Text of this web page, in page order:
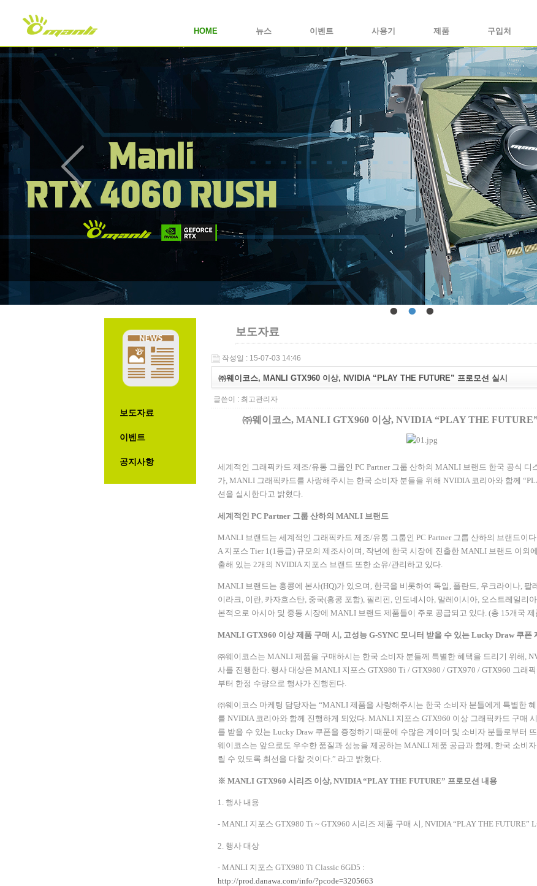
HOME 뉴스 이벤트 사용기 제품 구입처
• • •
보도자료
이벤트
공지사항
보도자료
작성일 : 15-07-03 14:46
㈜웨이코스, MANLI GTX960 이상, NVIDIA “PLAY THE FUTURE” 프로모션 실시
글쓴이 : 최고관리자
㈜웨이코스, MANLI GTX960 이상, NVIDIA “PLAY THE
세계적인 그래픽카드 제조/유통 그룹인 PC Partner 그룹 산하의 MANLI 브랜드 한국 공식 디
가, MANLI 그래픽카드를 사랑해주시는 한국 소비자 분들을 위해 NVIDIA 코리아와 함께
션을 실시한다고 밝혔다.
세계적인 PC Partner 그룹 산하의 MANLI 브랜드
MANLI 브랜드는 세계적인 그래픽카드 제조/유통 그룹인 PC Partner 그룹 산하의 브랜드이다
A 지포스 Tier 1(1 등급) 규모의 제조사이며 작년에 한국 시장에 진출한 MANLI 브랜드 이외
출해 있는 2개의 NVIDIA 지포스 브랜드 또한 소유/관리하고 있다
MANLI 브랜드는 홍콩에 본사(HQ)가 있으며 , 한국을 비롯하여 독일 , 폴란드, 우크라이나, 팔
이라크, 이란, 카자흐스탄, 중국(홍콩 포함), 필리핀 , 인도네시아, 말레이시아, 오스트레일리
본적으로 아시아 및 중동 시장에 MANLI 브랜드 제품들이 주로 공급되고 있다. (총 15개국
MANLI GTX960 이상 제품 구매 시, 고성능 G-SYNC 모니터 받을 수 있는 Lucky Draw 쿠폰
㈜웨이코스는 MANLI 제품을 구매하시는 한국 소비자 분들께 특별한 혜택을 드리기 위해 ,
사를 진행한다 행사 대상은 MANLI 지포스 GTX980 Ti / GTX980 / GTX970 / GTX960 그래
부터 한정 수량으로 행사가 진행된다
㈜웨이코스 마케팅 담당자는 “MANLI 제품을 사랑해주시는 한국 소비자 분들에게 특별한
를 NVIDIA 코리아와 함께 진행하게 되었다. MANLI 지포스 GTX960 이상 그래픽카드 구매 시
를 받을 수 있는 Lucky Draw 쿠폰을 증정하기 때문에 수많은 게이머 및 소비자 분들로부터
웨이코스는 앞으로도 우수한 품질과 성능을 제공하는 MANLI 제품 공급과 함께 , 한국 소비
릴 수 있도록 최선을 다할 것이다.” 라고 밝혔다.
※ MANLI GTX960 시리즈 이상, NVIDIA “PLAY THE FUTURE” 프로모션 내용
1. 행사 내용
- MANLI 지포스 GTX980 Ti ~ GTX960 시리즈 제품 구매 시 , NVIDIA “PLAY THE FUTURE”
2. 행사 대상
- MANLI 지포스 GTX980 Ti Classic 6GD5 :
http://prod.danawa.com/info/?pcode=3205663